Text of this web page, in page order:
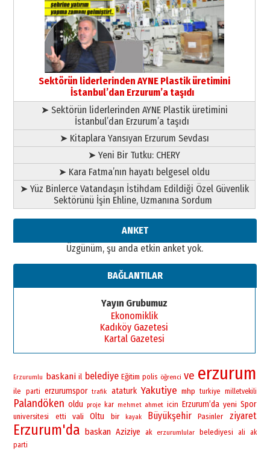
Ardında bıraktığı hatıralarıyla
gönül adamı Faruk Terzioğlu!
13 Mayıs 2026 Çarşamba
Esat BİNDESEN
Başkan Sekmen’den Erzurum’a
bir vizyon proje daha!
02 Ağustos 2026 Pazar
Sektörün liderlerinden AYNE Plastik üretimini
İstanbul’dan Erzurum’a taşıdı
➤ Sektörün liderlerinden AYNE Plastik üretimini
İstanbul’dan Erzurum’a taşıdı
➤ Kitaplara Yansıyan Erzurum Sevdası
➤ Yeni Bir Tutku: CHERY
➤ Kara Fatma’nın hayatı belgesel oldu
➤ Yüz Binlerce Vatandaşın İstihdam Edildiği Özel Güvenlik
Sektörünü İşin Ehline, Uzmanına Sordum
ANKET
Üzgünüm, şu anda etkin anket yok.
BAĞLANTILAR
Yayın Grubumuz
Ekonomiklik
Kadıköy Gazetesi
Kartal Gazetesi
Erzurumlu baskani il belediye Eğitim polis öğrenci ve erzurum
ile parti erzurumspor trafik ataturk Yakutiye mhp turkiye milletvekili
Palandöken oldu proje kar mehmet ahmet icin Erzurum’da yeni Spor
universitesi etti vali Oltu bir kayak Büyükşehir Pasinler ziyaret
Erzurum'da baskan Aziziye ak erzurumlular belediyesi ali
ak
parti